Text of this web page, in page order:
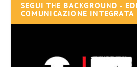
SEGUI THE BACKGROUND -
COMUNICAZIONE INTEGRATA